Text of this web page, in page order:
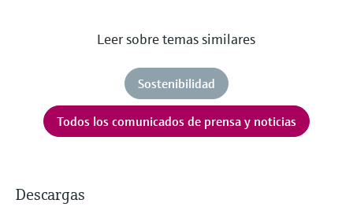
Leer sobre temas similares
Sostenibilidad
Todos los comunicados de prensa y noticias
Descargas